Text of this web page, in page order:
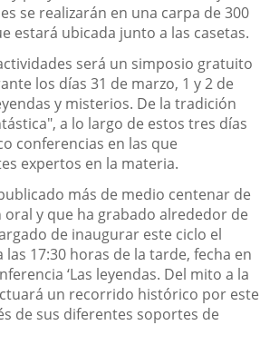
se realizarán en una carpa de 300
estará ubicada junto a las casetas.
será un simposio gratuito
los días 31 de marzo, 1 y 2 de
y misterios. De la tradición
a lo largo de estos tres días
conferencias en las que
expertos en la materia.
más de medio centenar de
y que ha grabado alrededor de
de inaugurar este ciclo el
las 17:30 horas de la tarde, fecha en
‘Las leyendas. Del mito a la
un recorrido histórico por este
de sus diferentes soportes de